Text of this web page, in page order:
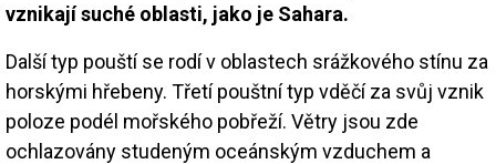
vznikají suché oblasti, jako je Sahara.
Další typ pouští se rodí v oblastech srážkového stínu za
horskými hřebeny. Třetí pouštní typ vděčí za svůj vznik
poloze podél mořského pobřeží. Větry jsou zde
ochlazovány studeným oceánským vzduchem a